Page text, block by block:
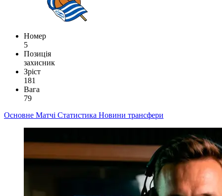
Номер
5
Позиція
захисник
Зріст
181
Вага
79
Основне Матчі Статистика Новини трансфери